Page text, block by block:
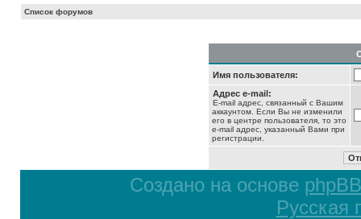
Список форумов
Имя пользователя:
Адрес e-mail:
E-mail адрес, связанный с Вашим
аккаунтом. Если Вы не изменили
его в центре пользователя, то это
e-mail адрес, указанный Вами при
регистрации.
Создано на основе phpBB
Русская